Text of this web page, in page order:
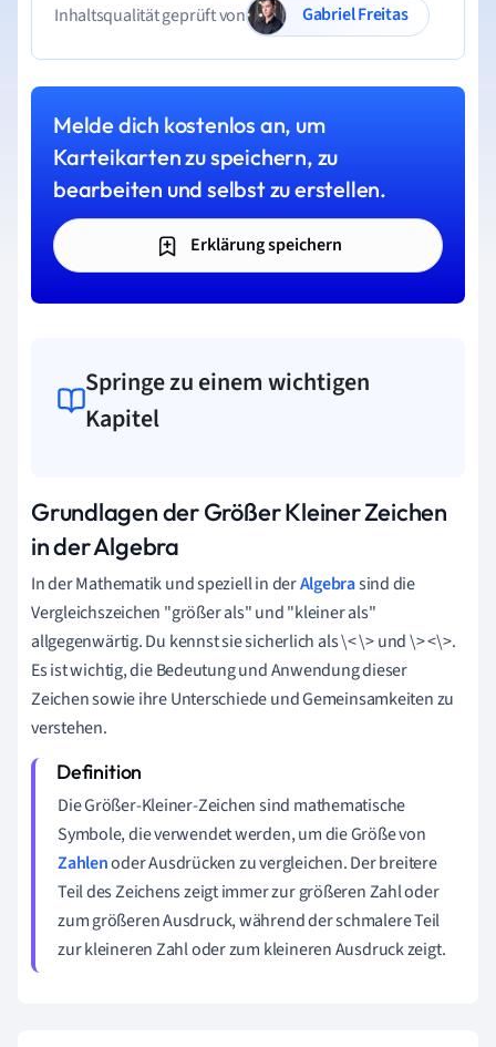
Inhaltsqualität geprüft von
Gabriel Freitas
Melde dich kostenlos an, um
Karteikarten zu speichern, zu
bearbeiten und selbst zu erstellen.
Erklärung speichern
Springe zu einem wichtigen
Kapitel
Grundlagen der Größer Kleiner Zeichen
in der Algebra
In der Mathematik und speziell in derAlgebrasind die
Vergleichszeichen "größer als" und "kleiner als"
allgegenwärtig. Du kennst sie sicherlich als \< \> und \> <\>.
Es ist wichtig, die Bedeutung und Anwendung dieser
Zeichen sowie ihre Unterschiede und Gemeinsamkeiten zu
verstehen.
Die Größer-Kleiner-Zeichen sind mathematische
Symbole, die verwendet werden, um die Größe von
Zahlenoder Ausdrücken zu vergleichen. Der breitere
Teil des Zeichens zeigt immer zur größeren Zahl oder
zum größeren Ausdruck, während der schmalere Teil
zur kleineren Zahl oder zum kleineren Ausdruck zeigt.